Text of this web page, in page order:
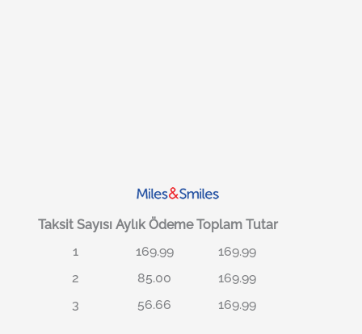
Taksit Sayısı Aylık Ödeme Toplam Tutar
1
169.99
169.99
2
85.00
169.99
3
56.66 169.99